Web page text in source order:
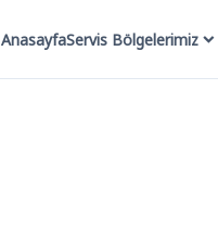
AnasayfaServis Bölgelerimiz